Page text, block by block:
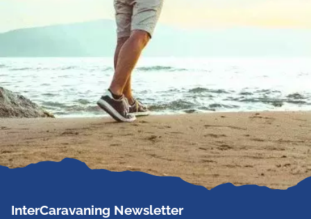
InterCaravaning Newsletter